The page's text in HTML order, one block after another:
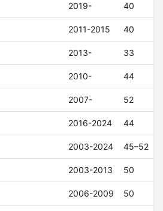
2019- 40
2011-2015 40
2013- 33
2010- 44
2007- 52
2016-2024 44
2003-2024 45–52
2003-2013 50
2006-2009 50